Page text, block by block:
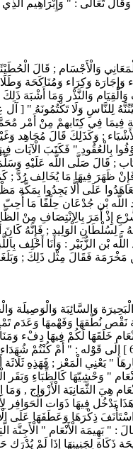
وَالْأَجْسَام ; قَالَ
وَكِرَاء وَمُنَاكَحَة
وَالنَّذْر وَمَا أَشْبَهَ ذَلِكَ
فِيمَا فِي كِتَابهمْ مِنْ
; وَكَذَلِكَ قَالَ
; قَالَ صَلَّى اللَّه
ظَهَرَ فِيهَا مَا يُخَالِف
عَلَى أَلَّا يَجِدُوا
بْن جُدْعَان حِلْفًا مَا أُحِبّ
إِذْ أَمَرَ بِالِانْتِصَافِ مِنْ
لِسُلْطَانِ الْوَلِيد ; فَإِنَّهُ
بْن الزُّبَيْر : وَأَنَا أَحْلِف
وَالْوَصِيلَة
نُطْقهَا وَفَهْمهَا وَعَدَم
" يَعْنِي الْإِبِل " وَأَشْعَارهَا
" وَحْشِيّهَا كَالظِّبَاءِ
الثَّمَانِيَة الْأَزْوَاج ,
فِيهَا ذَوَات الْحَوَافِر
: 5 ] ثُمَّ عَطَفَ عَلَيْهَا قَوْله : " وَالْخَيْل
: " بَهِيمَة الْأَنْعَام "
ذَكَاة لِجَنِينِهَا إِذَا لَمْ